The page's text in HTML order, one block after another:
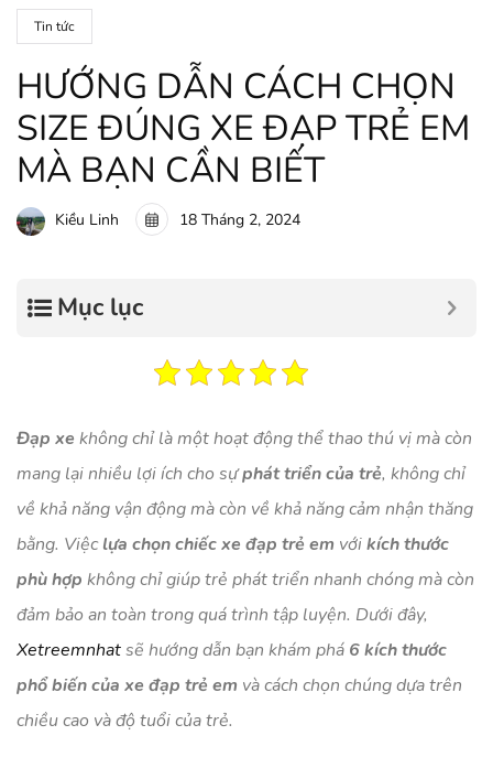
Tin tức
HƯỚNG DẪN CÁCH CHỌN
SIZE ĐÚNG XE ĐẠP TRẺ EM
MÀ BẠN CẦN BIẾT
Kiều Linh 18 Tháng 2, 2024
Mục lục
Đạp xe không chỉ là một hoạt động thể thao thú vị mà còn
mang lại nhiều lợi ích cho sựphát triển của trẻ, không chỉ
về khả năng vận động mà còn về khả năng cảm nhận thăng
bằng. Việclựa chọn chiếc xe đạp trẻ em vớikích thước
phù hợp không chỉ giúp trẻ phát triển nhanh chóng mà còn
đảm bảo an toàn trong quá trình tập luyện. Dưới đây,
Xetreemnhatsẽ hướng dẫn bạn khám phá 6 kích thước
phổ biến của xe đạp trẻ em và cách chọn chúng dựa trên
chiều cao và độ tuổi của trẻ.